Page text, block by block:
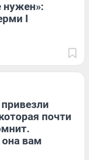
нужен»:
I
почти
вам